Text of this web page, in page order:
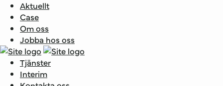
Aktuellt
Case
Om oss
Jobba hos oss
Tjänster
Interim